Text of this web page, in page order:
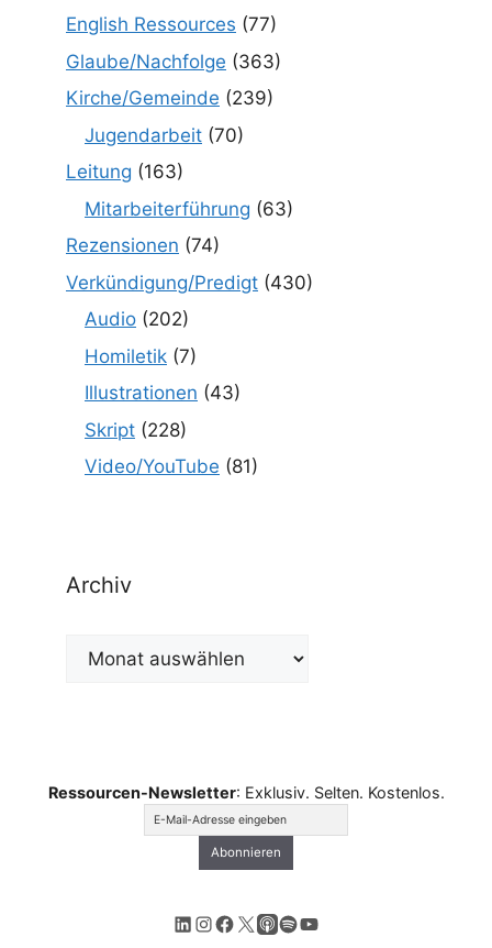
English Ressources (77)
Glaube/Nachfolge (363)
Kirche/Gemeinde (239)
Jugendarbeit (70)
Leitung (163)
Mitarbeiterführung (63)
Rezensionen (74)
Verkündigung/Predigt (430)
Audio (202)
Homiletik (7)
Illustrationen (43)
Skript (228)
Video/YouTube (81)
Archiv
Archiv
Ressourcen-Newsletter: Exklusiv. Selten. Kostenlos.
LinkedIn
Instagram
Facebook
X Apple Podcasts
Spotify
YouTube